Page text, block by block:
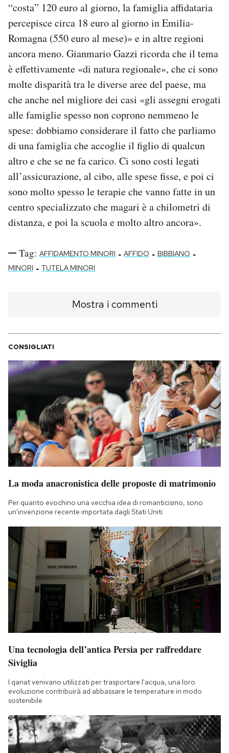
“costa” 120 euro al giorno, la famiglia affidataria
percepisce circa 18 euro al giorno in Emilia-
Romagna (550 euro al mese)» e in altre regioni
ancora meno. Gianmario Gazzi ricorda che il tema
è effettivamente «di natura regionale», che ci sono
molte disparità tra le diverse aree del paese, ma
che anche nel migliore dei casi «gli assegni erogati
alle famiglie spesso non coprono nemmeno le
spese: dobbiamo considerare il fatto che parliamo
di una famiglia che accoglie il figlio di qualcun
altro e che se ne fa carico. Ci sono costi legati
all’assicurazione, al cibo, alle spese fisse, e poi ci
sono molto spesso le terapie che vanno fatte in un
centro specializzato che magari è a chilometri di
distanza, e poi la scuola e molto altro ancora».
Tag: AFFIDAMENTO MINORI - AFFIDO - BIBBIANO -
MINORI - TUTELA MINORI
Mostra i commenti
CONSIGLIATI
La moda anacronistica delle proposte di matrimonio
Per quanto evochino una vecchia idea di romanticismo, sono
un'invenzione recente importata dagli Stati Uniti
Una tecnologia dell’antica Persia per raffreddare
Siviglia
I qanat venivano utilizzati per trasportare l'acqua, una loro
evoluzione contribuirà ad abbassare le temperature in modo
sostenibile